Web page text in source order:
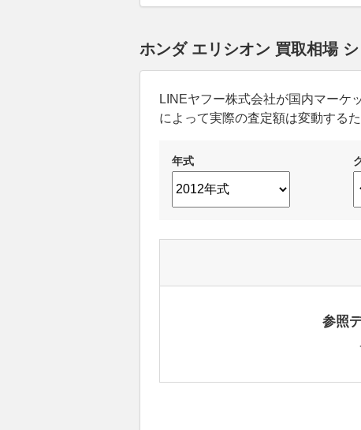
ホンダ エリシオン 買取相場
LINEヤフー株式会社が国内マーケ
によって実際の査定額は変動する
年式
参照